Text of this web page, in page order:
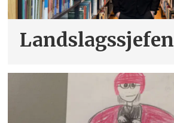
Landslagssjefen